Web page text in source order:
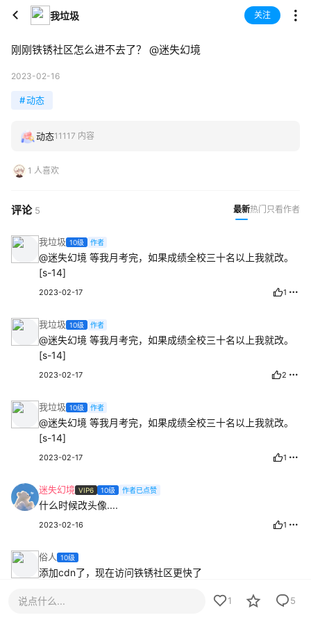
我垃圾 关注
刚刚铁锈社区怎么进不去了？ @迷失幻境
2023-02-16
#动态
动态11117 内容
1 人喜欢
评论 5 最新热门 只看作者
我垃圾 10级 作者
@迷失幻境 等我月考完，如果成绩全校三十名以上我就改。
[s-14]
2023-02-17 1
我垃圾 10级 作者
@迷失幻境 等我月考完，如果成绩全校三十名以上我就改。
[s-14]
2023-02-17 2
我垃圾 10级 作者
@迷失幻境 等我月考完，如果成绩全校三十名以上我就改。
[s-14]
2023-02-17 1
迷失幻境 VIP6 10级 作者已点赞
什么时候改头像....
2023-02-16 1
俗人 10级
添加cdn了，现在访问铁锈社区更快了
说点什么... 1 5